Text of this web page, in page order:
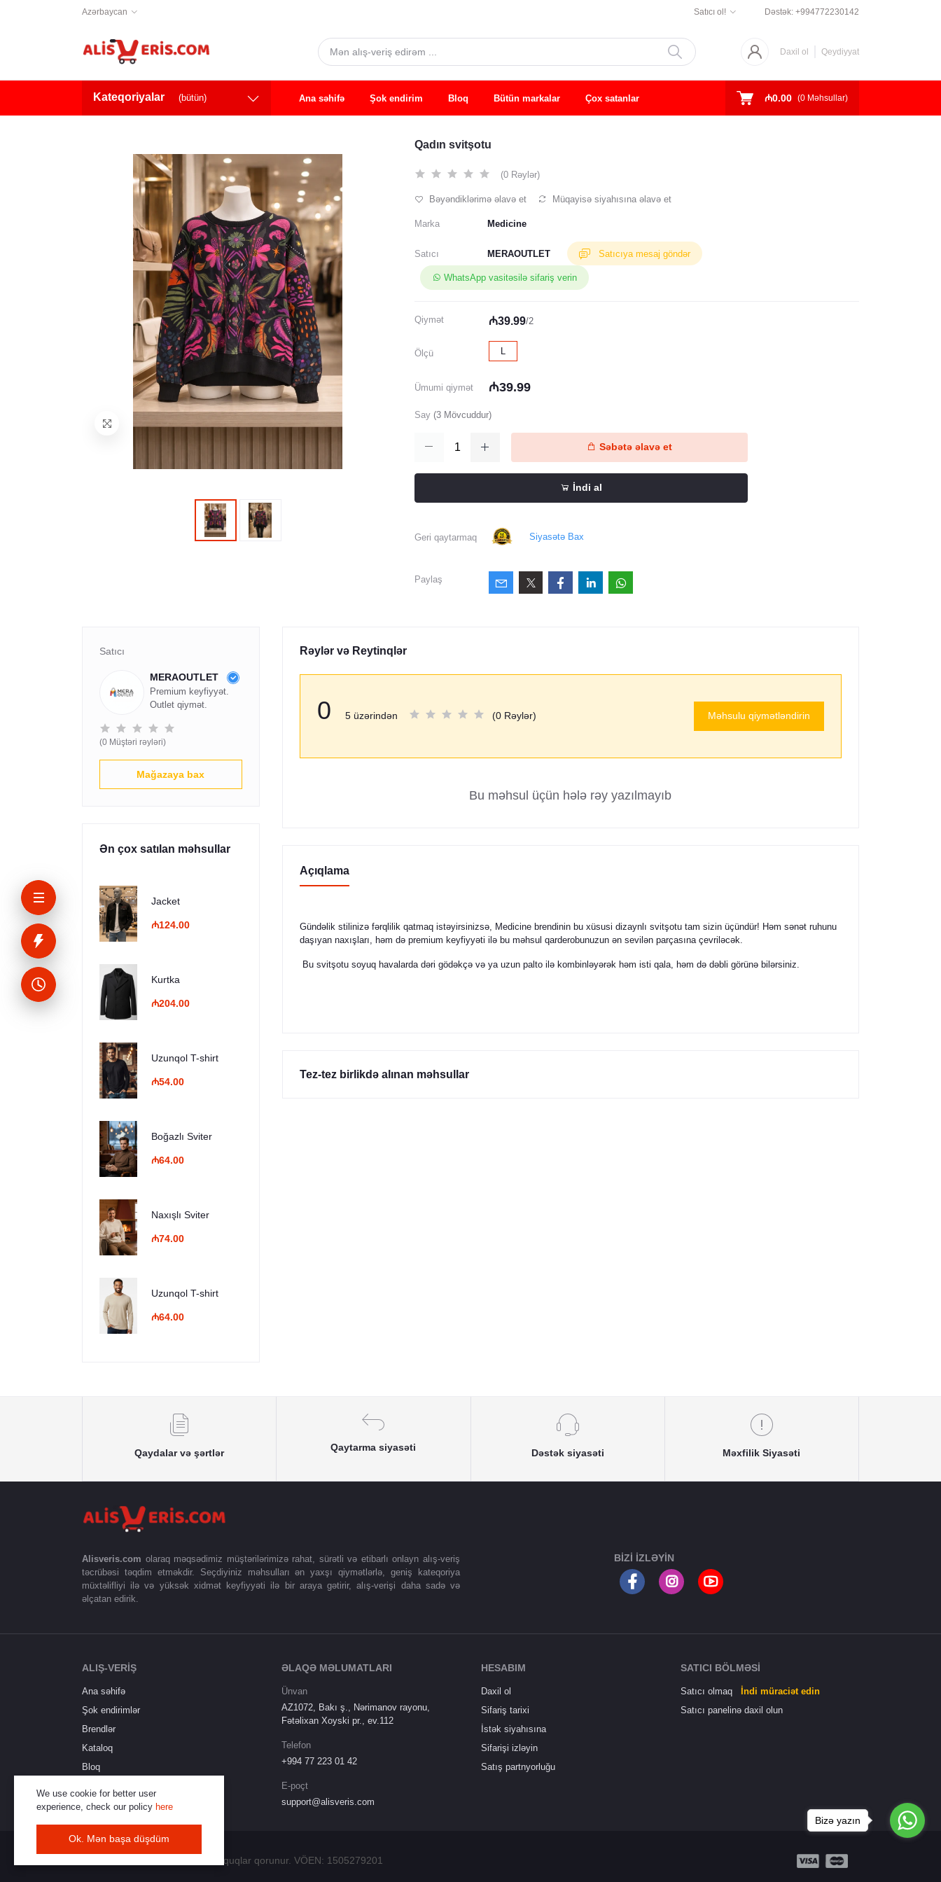
Azərbaycan Satıcı ol! Dəstək: +994772230142
Daxil ol Qeydiyyat
Kateqoriyalar (bütün) Ana səhifə Şok endirim Bloq Bütün markalar Çox satanlar ₼0.00 (0 Məhsullar)
Qadın svitşotu
(0 Rəylər)
Bəyəndiklərimə əlavə et Müqayisə siyahısına əlavə et
Marka Medicine
Satıcı MERAOUTLET Satıcıya mesaj göndər
WhatsApp vasitəsilə sifariş verin
Qiymət ₼39.99/2
Ölçü L
Ümumi qiymət ₼39.99
Say (3 Mövcuddur)
Səbətə əlavə et
İndi al
Geri qaytarmaq Siyasətə Bax
Paylaş
Satıcı
MERAOUTLET
Premium keyfiyyət.
Outlet qiymət.
(0 Müştəri rəyləri)
Mağazaya bax
Ən çox satılan məhsullar
Jacket
₼124.00
Kurtka
₼204.00
Uzunqol T-shirt
₼54.00
Boğazlı Sviter
₼64.00
Naxışlı Sviter
₼74.00
Uzunqol T-shirt
₼64.00
Rəylər və Reytinqlər
0 5 üzərindən (0 Rəylər) Məhsulu qiymətləndirin
Bu məhsul üçün hələ rəy yazılmayıb
Açıqlama
Gündəlik stilinizə fərqlilik qatmaq istəyirsinizsə, Medicine brendinin bu xüsusi dizaynlı svitşotu tam sizin üçündür! Həm sənət ruhunu
daşıyan naxışları, həm də premium keyfiyyəti ilə bu məhsul qarderobunuzun ən sevilən parçasına çevriləcək.
Bu svitşotu soyuq havalarda dəri gödəkçə və ya uzun palto ilə kombinləyərək həm isti qala, həm də dəbli görünə bilərsiniz.
Tez-tez birlikdə alınan məhsullar
Qaydalar və şərtlər
Qaytarma siyasəti
Dəstək siyasəti Məxfilik Siyasəti
Alisveris.com olaraq məqsədimiz müştərilərimizə rahat, sürətli və etibarlı onlayn alış-veriş
təcrübəsi təqdim etməkdir. Seçdiyiniz məhsulları ən yaxşı qiymətlərlə, geniş kateqoriya
müxtəlifliyi ilə və yüksək xidmət keyfiyyəti ilə bir araya gətirir, alış-verişi daha sadə və
əlçatan edirik.
BIZI IZLƏYIN
ALIŞ-VERİŞ
Ana səhifə
Şok endirimlər
Brendlər
Kataloq
Bloq
ƏLAQƏ MƏLUMATLARI
Ünvan
AZ1072, Bakı ş., Nərimanov rayonu,
Fətəlixan Xoyski pr., ev.112
Telefon
+994 77 223 01 42
E-poçt
support@alisveris.com
HESABIM
Daxil ol
Sifariş tarixi
İstək siyahısına
Sifarişi izləyin
Satış partnyorluğu
SATICI BÖLMƏSI
Satıcı olmaq
İndi müraciət edin
Satıcı panelinə daxil olun
© 2025 Alisveris.com - Bütün hüquqlar qorunur. VÖEN: 1505279201
We use cookie for better user
experience, check our policy here
Ok. Mən başa düşdüm
Bizə yazın